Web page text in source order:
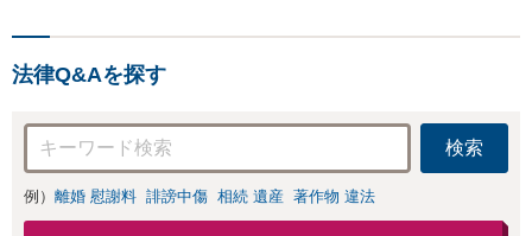
法律Q&Aを探す
検索
例） 離婚 慰謝料 誹謗中傷 相続 遺産 著作物 違法